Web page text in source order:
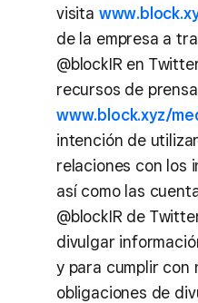
visita
de la empresa a
@blockIR en
recursos de
www.block.xyz/
intención de
relaciones con los
así como las
@blockIR de
divulgar
y para cumplir con
obligaciones de